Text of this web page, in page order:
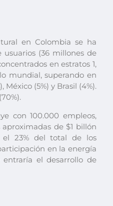
en Colombia se ha
usuarios (36 millones de
en estratos 1,
mundial, superando en
México (5%) y Brasil (4%).
con 100.000 empleos,
de $1 billón
el 23% del total de los
en la energía
el desarrollo de